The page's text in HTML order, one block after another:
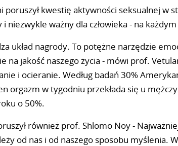
poruszył kwestię aktywności seksualnej w
niezwykle ważny dla człowieka - na
układ nagrody. To potężne narzędzie
na jakość naszego życia - mówi prof.
i ocieranie. Według badań 30%
orgazm w tygodniu przekłada się u
o 50%.
również prof. Shlomo Noy -
od nas i od naszego sposobu myślenia.